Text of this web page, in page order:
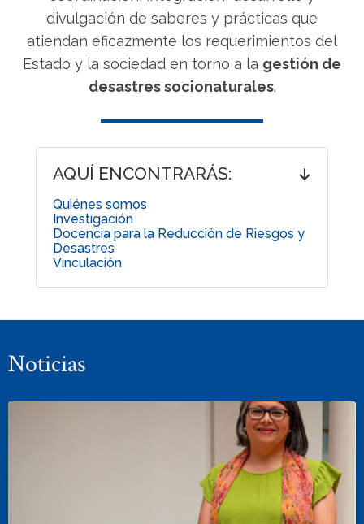
divulgación de saberes y prácticas que
atiendan eficazmente los requerimientos del
Estado y la sociedad en torno a la gestión de
desastres socionaturales.
AQUÍ ENCONTRARÁS:
Quiénes somos
Investigación
Docencia para la Reducción de Riesgos y
Desastres
Vinculación
Noticias